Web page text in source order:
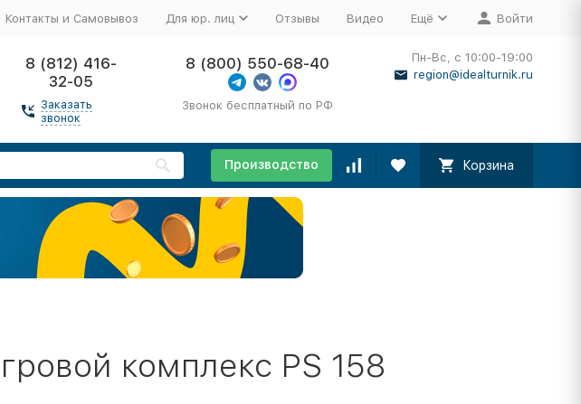
Контакты и Самовывоз Для юр. лиц Отзывы Видео Ещё Войти
8 (812) 416-
32-05
Заказать
звонок
8 (800) 550-68-40
Звонок бесплатный по РФ
Пн-Вс, с 10:00-19:00
region@idealturnik.ru
Производство Корзина
комплекс PS 158